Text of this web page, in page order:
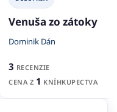
Venuša zo zátoky
Dominik Dán
3 RECENZIE
CENA Z 1 KNÍHKUPECTVA